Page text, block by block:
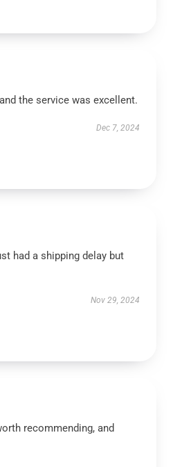
the service was excellent.
Dec 7, 2024
had a shipping delay but
Nov 29, 2024
recommending, and